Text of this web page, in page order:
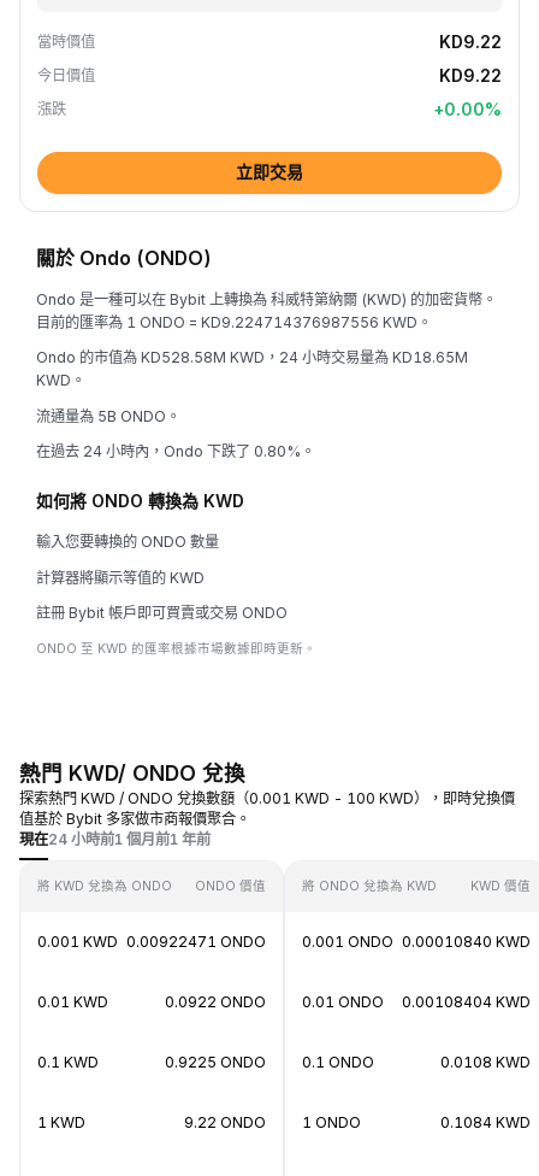
當時價值 KD9.22
今日價值 KD9.22
漲跌 +0.00%
立即交易
關於 Ondo (ONDO)
Ondo 是一種可以在 Bybit 上轉換為 科威特第納爾 (KWD) 的加密貨幣。
目前的匯率為 1 ONDO = KD9.224714376987556 KWD。
Ondo 的市值為 KD528.58M KWD，24 小時交易量為 KD18.65M
KWD。
流通量為 5B ONDO。
在過去 24 小時內，Ondo 下跌了 0.80%。
如何將 ONDO 轉換為 KWD
輸入您要轉換的 ONDO 數量
計算器將顯示等值的 KWD
註冊 Bybit 帳戶即可買賣或交易 ONDO
ONDO 至 KWD 的匯率根據市場數據即時更新。
熱門 KWD/ ONDO 兌換
探索熱門 KWD / ONDO 兌換數額（0.001 KWD - 100 KWD），即時兌換價
值基於 Bybit 多家做市商報價聚合。
現在24 小時前1 個月前1 年前
將 KWD 兌換為 ONDO ONDO 價值
0.001 KWD 0.00922471 ONDO
0.01 KWD 0.0922 ONDO
0.1 KWD 0.9225 ONDO
1 KWD 9.22 ONDO
將 ONDO 兌換為 KWD KWD 價值
0.001 ONDO 0.00010840 KWD
0.01 ONDO 0.00108404 KWD
0.1 ONDO 0.0108 KWD
1 ONDO 0.1084 KWD